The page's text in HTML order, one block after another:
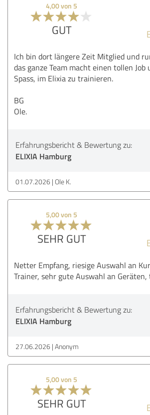
4,00 von 5
GUT
Ich bin dort längere Zeit Mitglied und
das ganze Team macht einen tollen Job
Spass, im Elixia zu trainieren.
BG
Ole.
Erfahrungsbericht & Bewertung zu:
ELIXIA Hamburg
01.07.2026 Ole K.
5,00 von 5
SEHR GUT
Netter Empfang, riesige Auswahl an
Trainer, sehr gute Auswahl an
Erfahrungsbericht & Bewertung zu:
ELIXIA Hamburg
27.06.2026 Anonym
5,00 von 5
SEHR GUT